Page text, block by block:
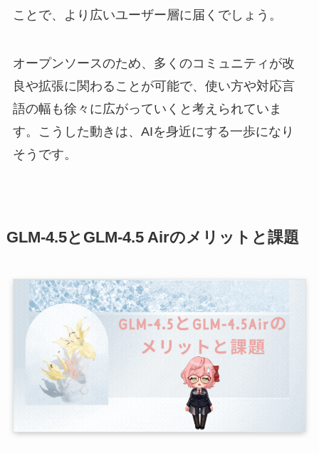
ことで、より広いユーザー層に届くでしょう。
オープンソースのため、多くのコミュニティが改
良や拡張に関わることが可能で、使い方や対応言
語の幅も徐々に広がっていくと考えられていま
す。こうした動きは、AIを身近にする一歩になり
そうです。
GLM‑4.5とGLM‑4.5 Airのメリットと課題